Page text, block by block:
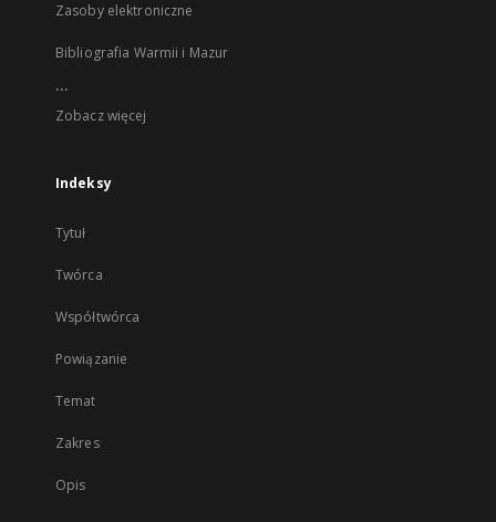
Zasoby elektroniczne
Bibliografia Warmii i Mazur
...
Zobacz więcej
Indeksy
Tytuł
Twórca
Współtwórca
Powiązanie
Temat
Zakres
Opis